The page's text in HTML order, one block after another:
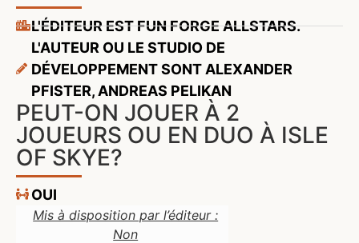
L'ÉDITEUR EST FUN FORGE ALLSTARS.
L'AUTEUR OU LE STUDIO DE
DÉVELOPPEMENT SONT ALEXANDER
PFISTER, ANDREAS PELIKAN
PEUT-ON JOUER À 2
JOUEURS OU EN DUO À ISLE
OF SKYE?
OUI
Mis à disposition par l’éditeur :
Non